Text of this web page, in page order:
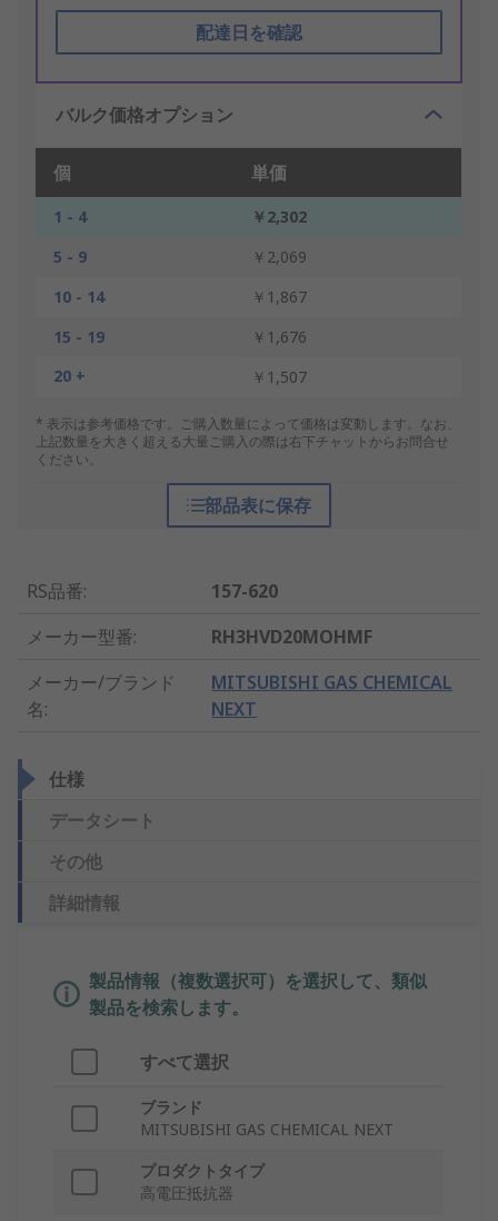
配達日を確認
バルク価格オプション
個 単価
1 - 4
￥2,302
5 - 9
￥2,069
10 - 14
￥1,867
15 - 19
￥1,676
20 +
￥1,507
* 表示は参考価格です。ご購入数量によって価格は変動します。なお、
上記数量を大きく超える大量ご購入の際は右下チャットからお問合せ
ください。
部品表に保存
RS品番:
157-620
メーカー型番:
RH3HVD20MOHMF
メーカー/ブランド
名:
MITSUBISHI GAS CHEMICAL
NEXT
仕様
データシート
その他
詳細情報
製品情報（複数選択可）を選択して、類似
製品を検索します。
すべて選択
ブランド
MITSUBISHI GAS CHEMICAL NEXT
プロダクトタイプ
高電圧抵抗器